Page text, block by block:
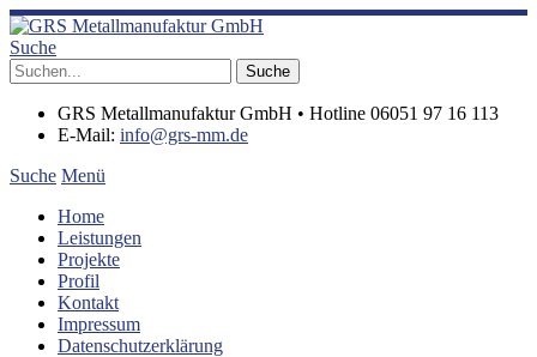
Suche
GRS Metallmanufaktur GmbH • Hotline 06051 97 16 113
E-Mail: info@grs-mm.de
Suche Menü
Home
Leistungen
Projekte
Profil
Kontakt
Impressum
Datenschutzerklärung